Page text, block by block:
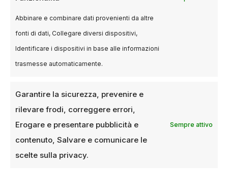
Abbinare e combinare dati provenienti da altre
fonti di dati, Collegare diversi dispositivi,
Identificare i dispositivi in base alle informazioni
trasmesse automaticamente.
Garantire la sicurezza, prevenire e
rilevare frodi, correggere errori,
Erogare e presentare pubblicità e
contenuto, Salvare e comunicare le
scelte sulla privacy.
Sempre attivo
Biglietti e accesso: come
I biglietti per il pubblico e gli accrediti stampa e
industry saranno disponibili a partire da metà
agosto 2025, esclusivamente online sul sito
ufficiale della Biennale.